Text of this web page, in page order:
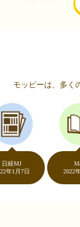
行や海外旅行を
（
友達に勧められ
い物をすること
のポイントとモ
リ…！いつものネ
ントが貯まるな
ントはギフト券
（30
モッピーは、多く
7日
2022年1月